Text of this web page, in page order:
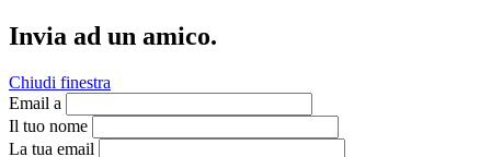
Invia ad un amico.
Chiudi finestra
Email a
Il tuo nome
La tua email